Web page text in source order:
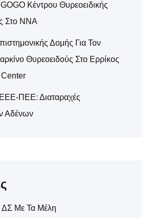
Κέντρου Θυρεοειδικής
Στο ΝΝΑ
Δομής Για Τον
Θυρεοειδούς Στο Ερρίκος
ΠΕΕ: Διαταραχές
Αδένων
ΔΣ Με Τα Μέλη